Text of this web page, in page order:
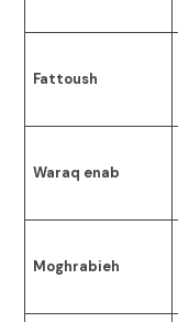
Fattoush
Waraq enab
Moghrabieh